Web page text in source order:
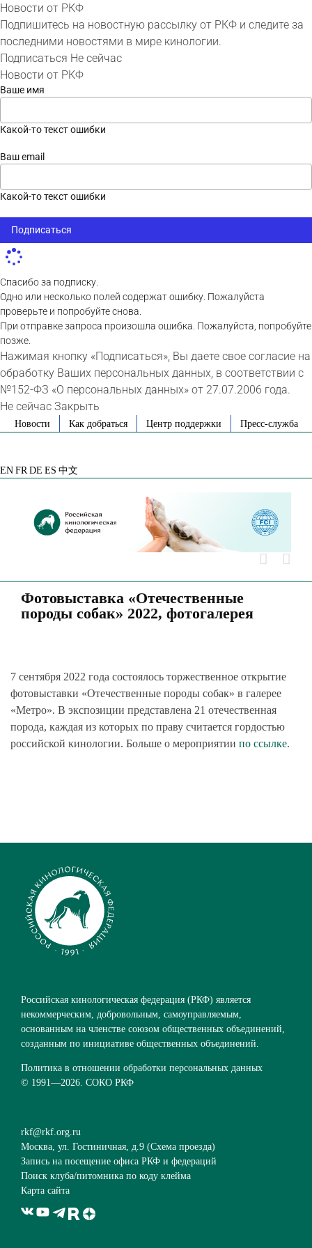
Новости от РКФ
Подпишитесь на новостную рассылку от РКФ и следите за
последними новостями в мире кинологии.
Подписаться Не сейчас
Новости от РКФ
Ваше имя
Какой-то текст ошибки
Ваш email
Какой-то текст ошибки
Подписаться
Спасибо за подписку.
Одно или несколько полей содержат ошибку. Пожалуйста
проверьте и попробуйте снова.
При отправке запроса произошла ошибка. Пожалуйста, попробуйте
позже.
Нажимая кнопку «Подписаться», Вы даете свое согласие на
обработку Ваших персональных данных, в соответствии с
№152-ФЗ «О персональных данных» от 27.07.2006 года.
Не сейчас Закрыть
SkipНовости Как добраться Центр поддержки Пресс-служба
EN FR DE ES 中文
Фотовыставка «Отечественные
породы собак» 2022, фотогалерея
7 сентября 2022 года состоялось торжественное открытие
фотовыставки «Отечественные породы собак» в галерее
«Метро». В экспозиции представлена 21 отечественная
порода, каждая из которых по праву считается гордостью
российской кинологии. Больше о мероприятии по ссылке.
Российская кинологическая федерация (РКФ) является
некоммерческим, добровольным, самоуправляемым,
основанным на членстве союзом общественных объединений,
созданным по инициативе общественных объединений.
Политика в отношении обработки персональных данных
© 1991—2026. СОКО РКФ
rkf@rkf.org.ru
Москва, ул. Гостиничная, д.9 (Схема проезда)
Запись на посещение офиса РКФ и федераций
Поиск клуба/питомника по коду клейма
Карта сайта